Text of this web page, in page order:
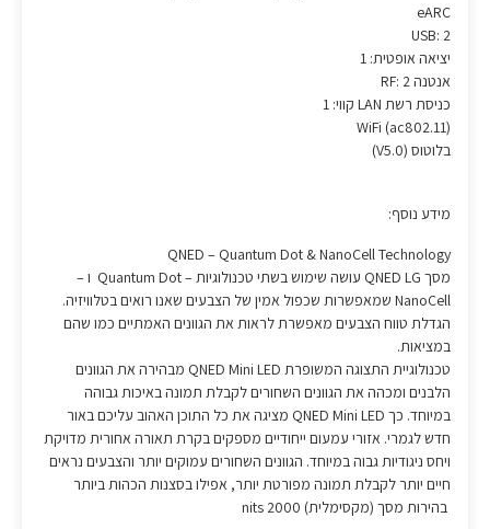
eARC
USB: 2
יציאה אופטית: 1
אנטנה RF: 2
כניסת רשת LAN קווי: 1
WiFi (ac802.11)
בלוטוס (V5.0)
מידע נוסף:
QNED – Quantum Dot & NanoCell Technology
מסך QNED LG עושה שימוש בשתי טכנולוגיות – Quantum Dot ו –
NanoCell שמאפשרות שכפול אמין של הצבעים שאנו רואים בטלוויזיה.
הגדלת טווח הצבעים מאפשרת לראות את הגוונים האמתיים כמו שהם
במציאות.
טכנולוגיית התצוגה המשופרת QNED Mini LED מבהירה את הגוונים
הלבנים ומכהה את הגוונים השחורים לקבלת תמונה באיכות גבוהה
במיוחד. כך QNED Mini LED מציגה את כל התוכן האהוב עליכם באור
חדש לגמרי. אזורי עמעום ייחודיים מספקים בקרת תאורה אחורית מדויקת
ויחס ניגודיות גבוה במיוחד. הגוונים השחורים עמוקים יותר והצבעים נראים
חיים יותר לקבלת תמונה מפורטת יותר, אפילו בסצנות הכהות ביותר
בהירות מסך (מקסימלית) 2000 nits